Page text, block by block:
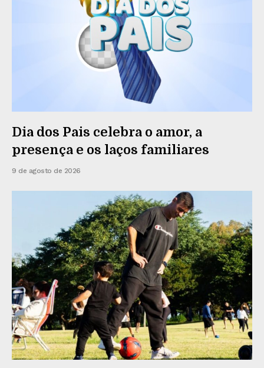
Dia dos Pais celebra o amor, a
presença e os laços familiares
9 de agosto de 2026